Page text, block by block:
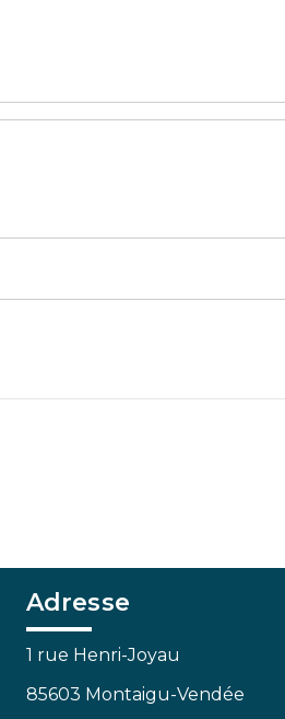
Adresse
1 rue Henri-Joyau
85603 Montaigu-Vendée